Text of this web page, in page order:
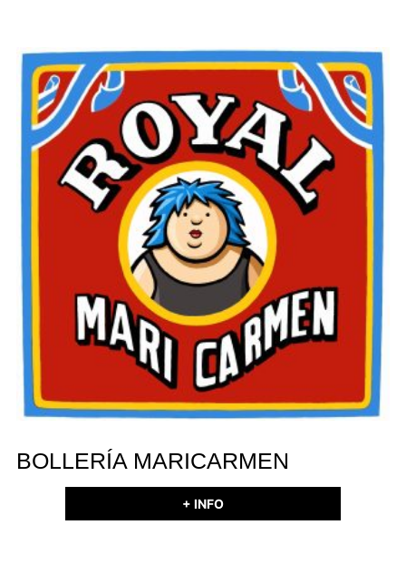
BOLLERÍA MARICARMEN
+ INFO